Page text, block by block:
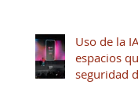
Uso de la
espacios
seguridad